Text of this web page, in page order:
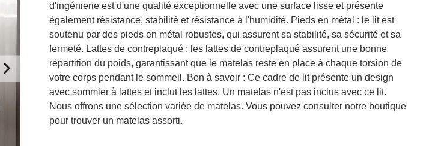
d'ingénierie est d'une qualité exceptionnelle avec une surface lisse et présente
également résistance, stabilité et résistance à l'humidité. Pieds en métal : le lit est
soutenu par des pieds en métal robustes, qui assurent sa stabilité, sa sécurité et sa
fermeté. Lattes de contreplaqué : les lattes de contreplaqué assurent une bonne
répartition du poids, garantissant que le matelas reste en place à chaque torsion de
votre corps pendant le sommeil. Bon à savoir : Ce cadre de lit présente un design
avec sommier à lattes et inclut les lattes. Un matelas n'est pas inclus avec ce lit.
Nous offrons une sélection variée de matelas. Vous pouvez consulter notre boutique
pour trouver un matelas assorti.